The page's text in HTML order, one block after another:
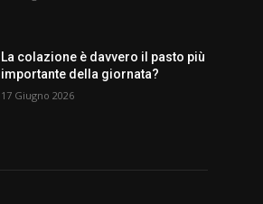
La colazione è davvero il pasto più
importante della giornata?
17 Giugno 2026